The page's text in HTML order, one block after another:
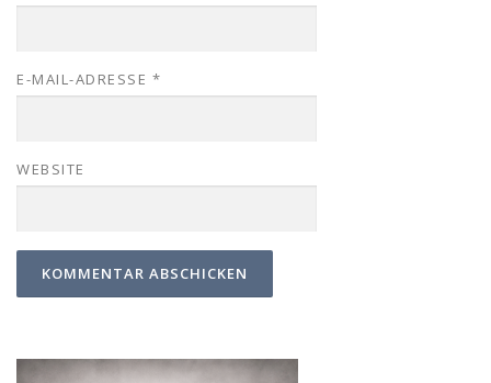
E-MAIL-ADRESSE *
WEBSITE